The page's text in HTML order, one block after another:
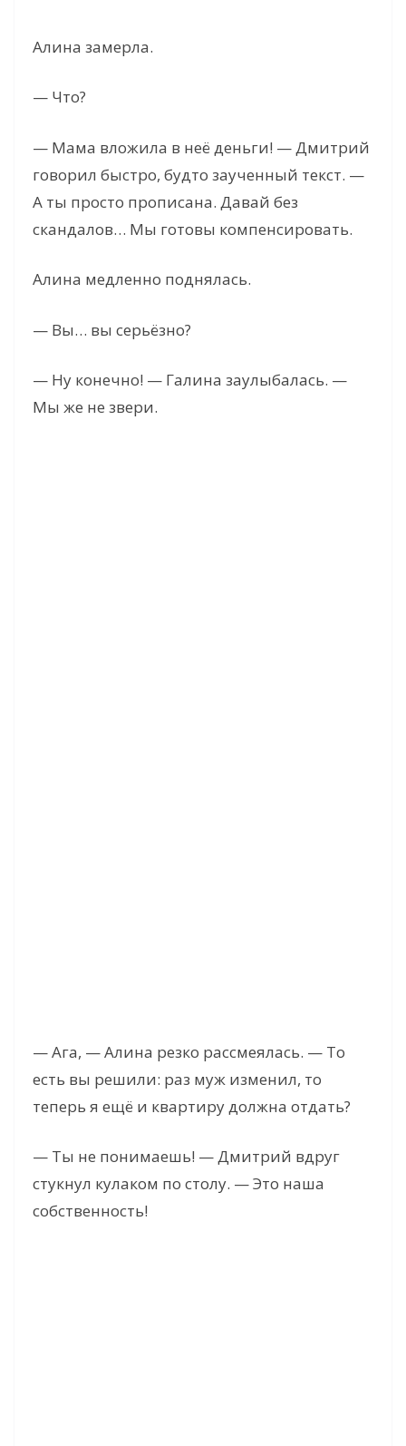
Алина замерла.
— Что?
— Мама вложила в неё деньги! — Дмитрий
говорил быстро, будто заученный текст. —
А ты просто прописана. Давай без
скандалов… Мы готовы компенсировать.
Алина медленно поднялась.
— Вы… вы серьёзно?
— Ну конечно! — Галина заулыбалась. —
Мы же не звери.
— Ага, — Алина резко рассмеялась. — То
есть вы решили: раз муж изменил, то
теперь я ещё и квартиру должна отдать?
— Ты не понимаешь! — Дмитрий вдруг
стукнул кулаком по столу. — Это наша
собственность!